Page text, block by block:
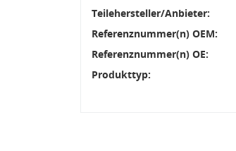
Teilehersteller/Anbieter:
Referenznummer(n) OEM:
Referenznummer(n) OE:
Produkttyp: